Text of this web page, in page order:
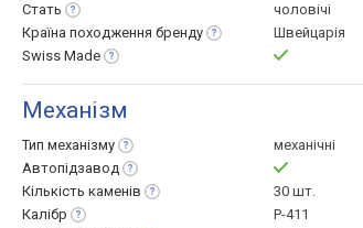
Стать
чоловічі
Країна походження бренду
Швейцарія
Swiss Made
Механізм
Тип механізму
механічні
Автопідзавод
Кількість каменів
30 шт.
Калібр
P-411